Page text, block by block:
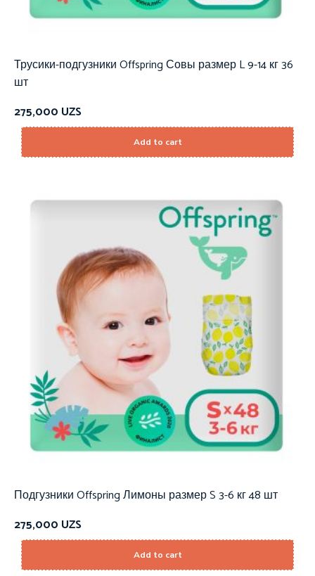
Трусики-подгузники Offspring Совы размер L 9-14 кг 36
шт
275,000 UZS
Add to cart
Подгузники Offspring Лимоны размер S 3-6 кг 48 шт
275,000 UZS
Add to cart